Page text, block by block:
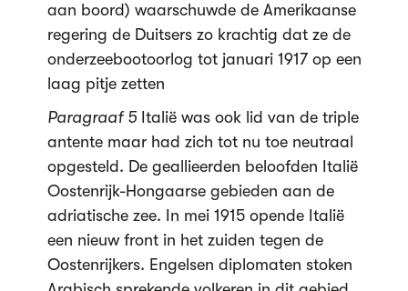
aan boord) waarschuwde de Amerikaanse
regering de Duitsers zo krachtig dat ze de
onderzeebootoorlog tot januari 1917 op een
laag pitje zetten
Paragraaf 5Italië was ook lid van de triple
antente maar had zich tot nu toe neutraal
opgesteld. De geallieerden beloofden Italië
Oostenrijk-Hongaarse gebieden aan de
adriatische zee. In mei 1915 opende Italië
een nieuw front in het zuiden tegen de
Oostenrijkers. Engelsen diplomaten stoken